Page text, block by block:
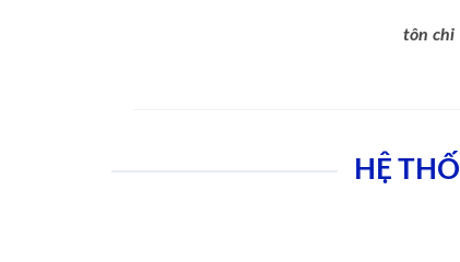
tôn chỉ
HỆ